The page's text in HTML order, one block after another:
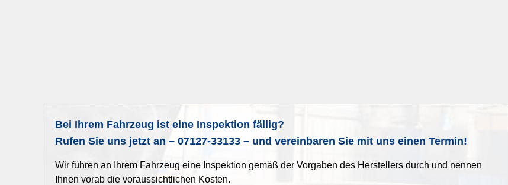
Bei Ihrem Fahrzeug ist eine Inspektion fällig?
Rufen Sie uns jetzt an – 07127-33133 – und vereinbaren Sie mit uns einen Termin!
Wir führen an Ihrem Fahrzeug eine Inspektion gemäß der Vorgaben des Herstellers durch und nennen
Ihnen vorab die voraussichtlichen Kosten.